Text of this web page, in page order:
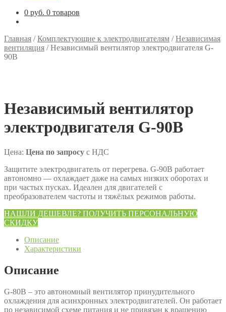
0 руб. 0 товаров
Главная /Комплектующие к электродвигателям /Независимая
вентиляция /Независимый вентилятор электродвигателя G-
90B
Независимый вентилятор
электродвигателя G-90B
Цена: Цена по запросу с НДС
Защитите электродвигатель от перегрева. G-90B работает
автономно — охлаждает даже на самых низких оборотах и
при частых пусках. Идеален для двигателей с
преобразователем частоты и тяжёлых режимов работы.
НАШЛИ ДЕШЕВЛЕ? ПОЛУЧИТЬ ПЕРСОНАЛЬНУЮ
СКИДКУ
Описание
Характеристики
Описание
G-80B – это автономный вентилятор принудительного
охлаждения для асинхронных электродвигателей. Он работает
по независимой схеме питания и не привязан к вращению